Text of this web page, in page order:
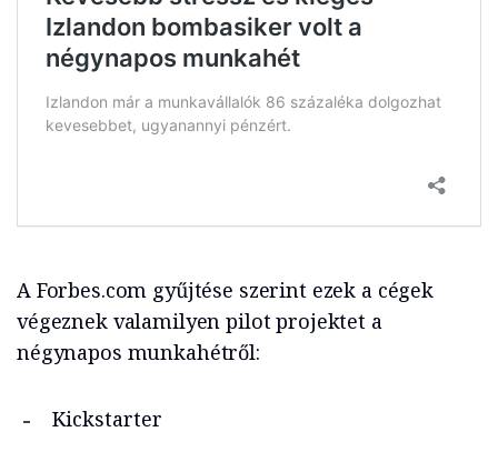
A Forbes.com gyűjtése szerint ezek a cégek
végeznek valamilyen pilot projektet a
négynapos munkahétről:
Kickstarter